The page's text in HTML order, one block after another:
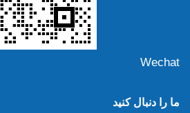
Wechat
ما را دنبال کنید